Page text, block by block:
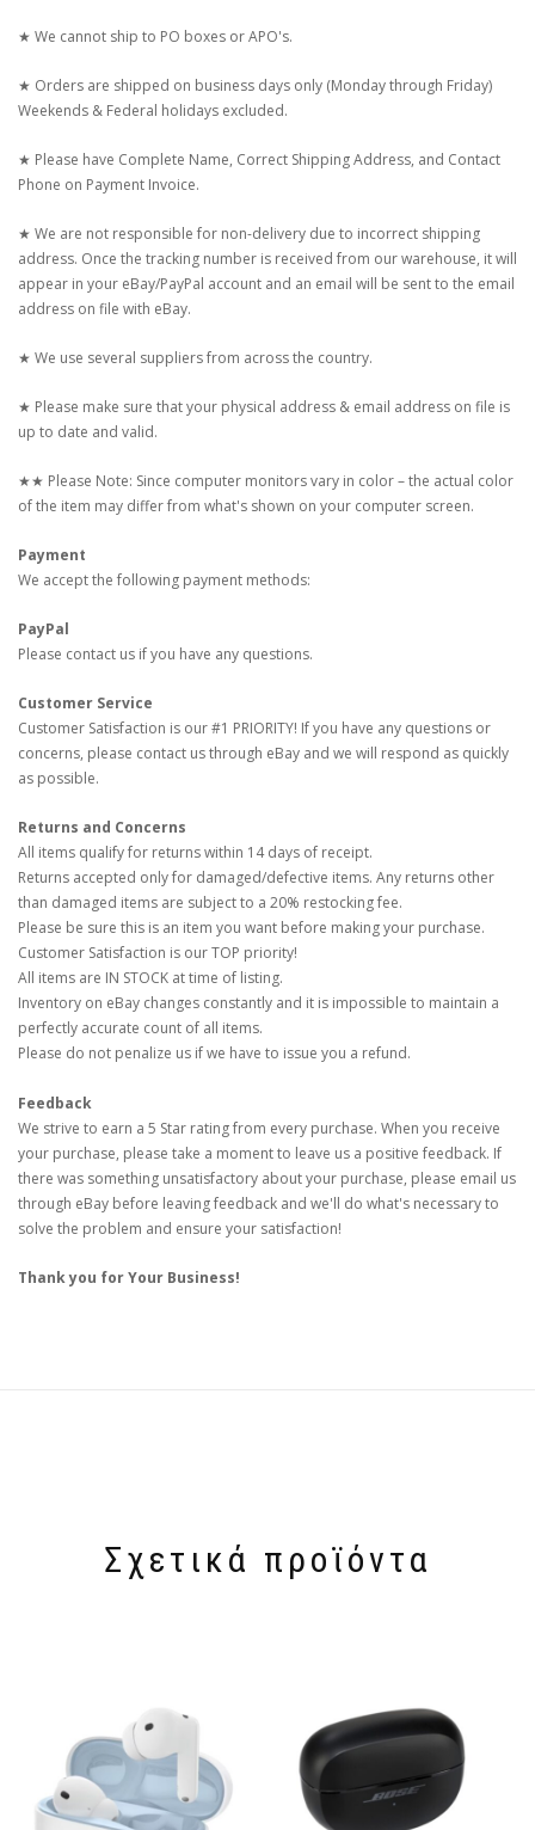
★ We cannot ship to PO boxes or APO's.
★ Orders are shipped on business days only (Monday through Friday)
Weekends & Federal holidays excluded.
★ Please have Complete Name, Correct Shipping Address, and Contact
Phone on Payment Invoice.
★ We are not responsible for non-delivery due to incorrect shipping
address. Once the tracking number is received from our warehouse, it will
appear in your eBay/PayPal account and an email will be sent to the email
address on file with eBay.
★ We use several suppliers from across the country.
★ Please make sure that your physical address & email address on file is
up to date and valid.
★★ Please Note: Since computer monitors vary in color – the actual color
of the item may differ from what's shown on your computer screen.
Payment
We accept the following payment methods:
PayPal
Please contact us if you have any questions.
Customer Service
Customer Satisfaction is our #1 PRIORITY! If you have any questions or
concerns, please contact us through eBay and we will respond as quickly
as possible.
Returns and Concerns
All items qualify for returns within 14 days of receipt.
Returns accepted only for damaged/defective items. Any returns other
than damaged items are subject to a 20% restocking fee.
Please be sure this is an item you want before making your purchase.
Customer Satisfaction is our TOP priority!
All items are IN STOCK at time of listing.
Inventory on eBay changes constantly and it is impossible to maintain a
perfectly accurate count of all items.
Please do not penalize us if we have to issue you a refund.
Feedback
We strive to earn a 5 Star rating from every purchase. When you receive
your purchase, please take a moment to leave us a positive feedback. If
there was something unsatisfactory about your purchase, please email us
through eBay before leaving feedback and we'll do what's necessary to
solve the problem and ensure your satisfaction!
Thank you for Your Business!
Σχετικά προϊόντα